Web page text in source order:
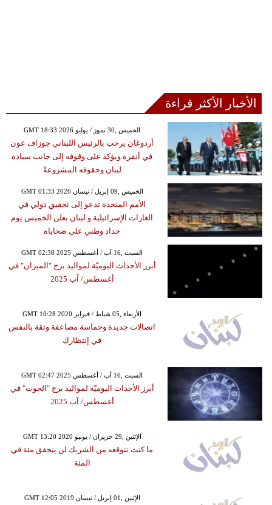
الأخبار الأكثر قراءة
GMT 18:33 2026 الخميس ,30 تموز / يوليو
أردوغان يرحب بالرئيس اللبناني جوزاف عون
في أنقرة ويؤكد على وقوفه إلى جانب سيادة
لبنان وحقوقه المشروعةً
GMT 01:33 2026 الخميس ,09 إبريل / نيسان
الأمم المتحدة تدعو إلى تحقيق دولي في
الغارات الإسرائيلية و لبنان يعلن الخميس يوم
حداد وطني على ضحاياه
GMT 02:38 2025 السبت ,16 آب / أغسطس
أبرز الأحداث اليوميّة لمواليد برج "الميزان" في
أغسطس/ آب 2025
GMT 10:28 2020 الأربعاء ,05 شباط / فبراير
اتصالات جديدة وحماسة مضاعفة وثقة بالنفس
في إنتظارك
GMT 02:47 2025 السبت ,16 آب / أغسطس
أبرز الأحداث اليوميّة لمواليد برج "الحوت" في
أغسطس/ آب 2025
GMT 13:20 2020 الإثنين ,29 حزيران / يونيو
ما كنت تتوقعه من الشريك لن يتحقق مئة في
المئة
GMT 12:05 2019 الإثنين ,01 إبريل / نيسان